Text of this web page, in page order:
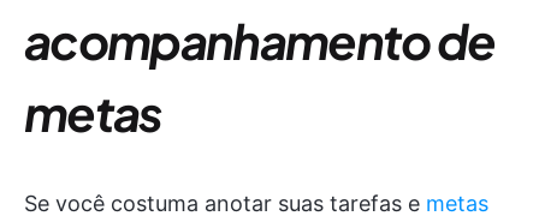
acompanhamento de
metas
Se você costuma anotar suas tarefas e metas